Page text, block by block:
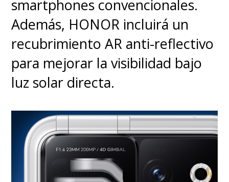
smartphones convencionales.
Además, HONOR incluirá un
recubrimiento AR anti-reflectivo
para mejorar la visibilidad bajo
luz solar directa.